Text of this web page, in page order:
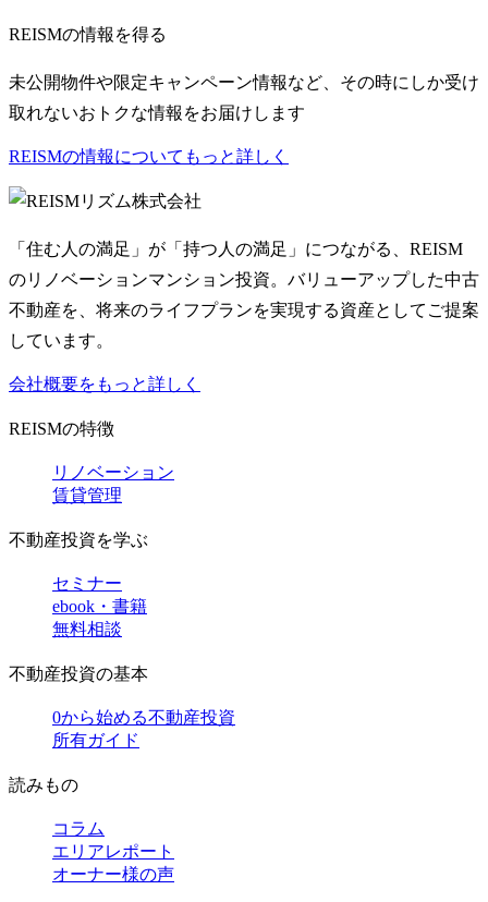
REISMの情報を得る
未公開物件や限定キャンペーン情報など、その時にしか受け
取れないおトクな情報をお届けします
REISMの情報についてもっと詳しく
リズム株式会社
「住む人の満足」が「持つ人の満足」につながる、REISM
のリノベーションマンション投資。バリューアップした中古
不動産を、将来のライフプランを実現する資産としてご提案
しています。
会社概要をもっと詳しく
REISMの特徴
リノベーション
賃貸管理
不動産投資を学ぶ
セミナー
ebook・書籍
無料相談
不動産投資の基本
0から始める不動産投資
所有ガイド
読みもの
コラム
エリアレポート
オーナー様の声